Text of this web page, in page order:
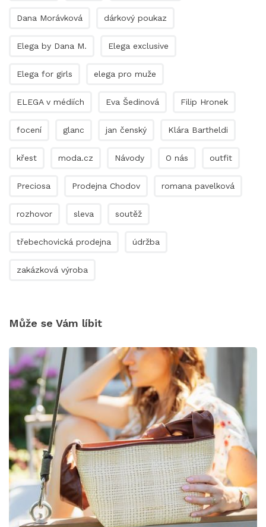
Dana Morávková dárkový poukaz
Elega by Dana M. Elega exclusive
Elega for girls elega pro muže
ELEGA v médiích Eva Šedinová Filip Hronek
focení glanc jan čenský Klára Bartheldi
křest moda.cz Návody O nás outfit
Preciosa Prodejna Chodov romana pavelková
rozhovor sleva soutěž
třebechovická prodejna údržba
zakázková výroba
Může se Vám líbit